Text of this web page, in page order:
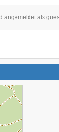
angemeldet als